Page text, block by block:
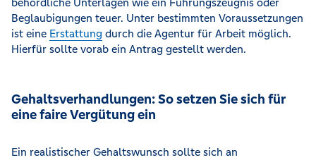
behördliche Unterlagen wie ein Führungszeugnis oder
Beglaubigungen teuer. Unter bestimmten Voraussetzungen
ist eine Erstattung durch die Agentur für Arbeit möglich.
Hierfür sollte vorab ein Antrag gestellt werden.
Gehaltsverhandlungen: So setzen Sie sich für
eine faire Vergütung ein
Ein realistischer Gehaltswunsch sollte sich an